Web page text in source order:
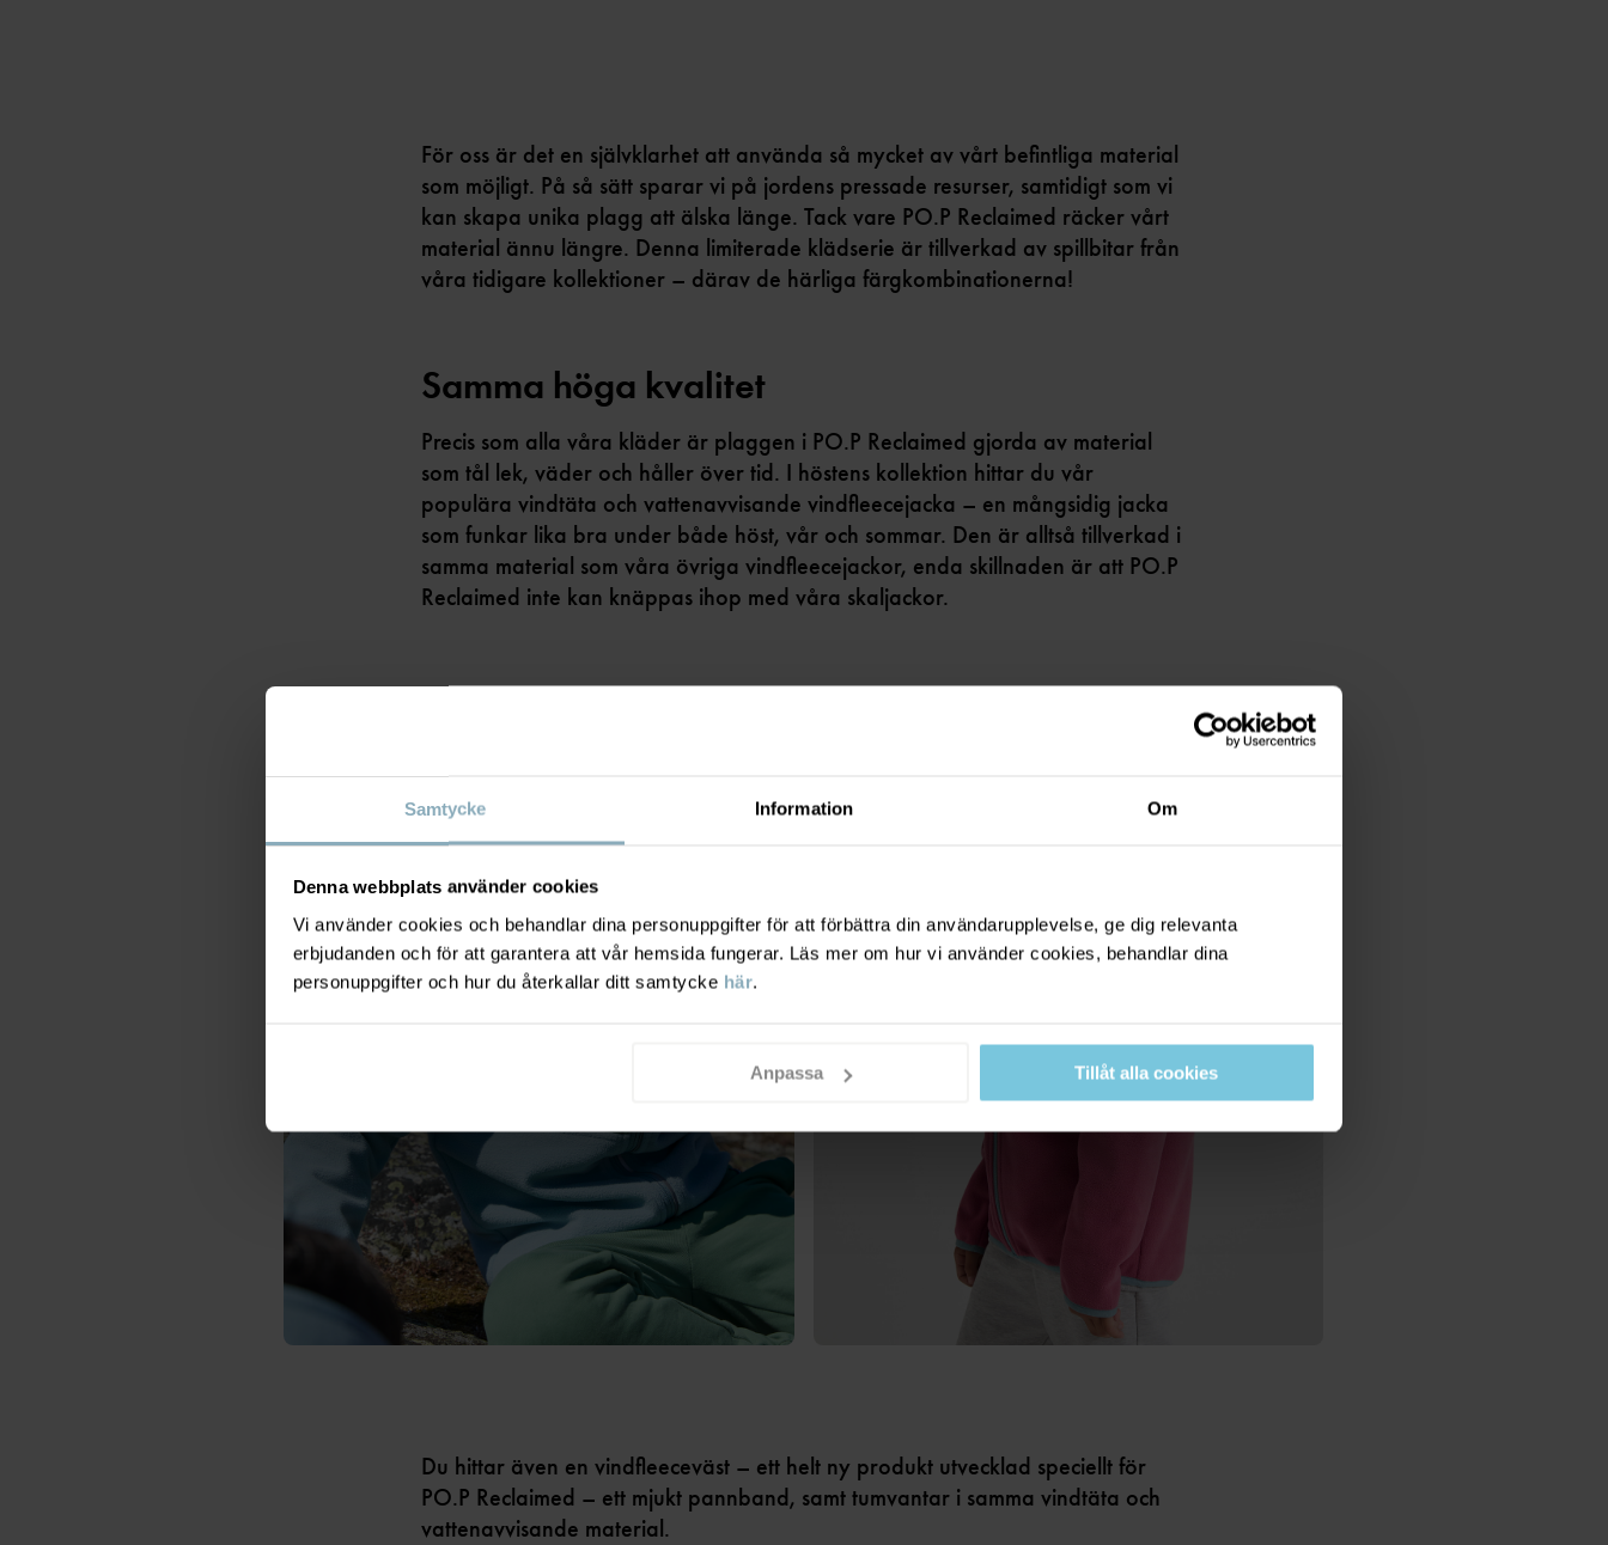
Samtycke Information Om
Denna webbplats använder cookies
Vi använder cookies och behandlar dina personuppgifter för att förbättra din användarupplevelse, ge dig relevanta
erbjudanden och för att garantera att vår hemsida fungerar. Läs mer om hur vi använder cookies, behandlar dina
personuppgifter och hur du återkallar ditt samtycke här.
Anpassa Tillåt alla cookies
För oss är det en självklarhet att använda så mycket av vårt befintliga material
som möjligt. På så sätt sparar vi på jordens pressade resurser, samtidigt som vi
kan skapa unika plagg att älska länge. Tack vare PO.P Reclaimed räcker vårt
material ännu längre. Denna limiterade klädserie är tillverkad av spillbitar från
våra tidigare kollektioner – därav de härliga färgkombinationerna!
Samma höga kvalitet
Precis som alla våra kläder är plaggen i PO.P Reclaimed gjorda av material
som tål lek, väder och håller över tid. I höstens kollektion hittar du vår
populära vindtäta och vattenavvisande vindfleecejacka – en mångsidig jacka
som funkar lika bra under både höst, vår och sommar. Den är alltså tillverkad i
samma material som våra övriga vindfleecejackor, enda skillnaden är att PO.P
Reclaimed inte kan knäppas ihop med våra skaljackor.
Du hittar även en vindfleeceväst – ett helt ny produkt utvecklad speciellt för
PO.P Reclaimed – ett mjukt pannband, samt tumvantar i samma vindtäta och
vattenavvisande material.